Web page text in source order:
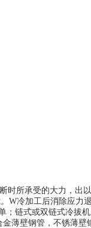
时所承受的大力，出
W冷加工后消除应力
；链式或双链式冷拔
薄壁钢管，不锈薄壁